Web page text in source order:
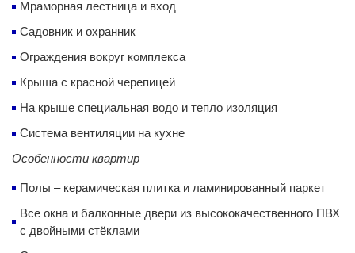
Мраморная лестница и вход
Садовник и охранник
Ограждения вокруг комплекса
Крыша с красной черепицей
На крыше специальная водо и тепло изоляция
Система вентиляции на кухне
Особенности квартир
Полы – керамическая плитка и ламинированный паркет
Все окна и балконные двери из высококачественного ПВХ
с двойными стёклами